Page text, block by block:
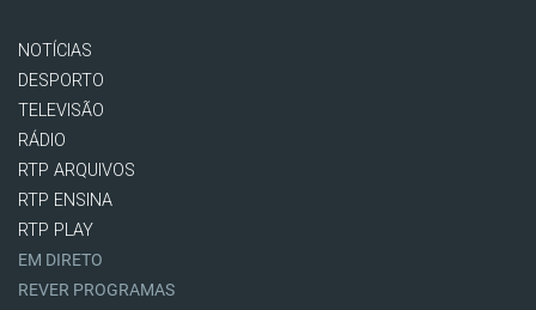
NOTÍCIAS
DESPORTO
TELEVISÃO
RÁDIO
RTP ARQUIVOS
RTP ENSINA
RTP PLAY
EM DIRETO
REVER PROGRAMAS